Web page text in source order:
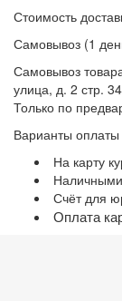
Стоимость
Самовывоз (1
Самовывоз
улица, д. 2 стр.
Только по
Варианты оплаты
На карту
Счёт для
Оплата